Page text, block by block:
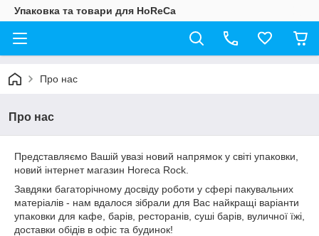
Упаковка та товари для HoReCa
Про нас
Про нас
Представляємо Вашій увазі новий напрямок у світі упаковки,
новий інтернет магазин Horeca Rock.
Завдяки багаторічному досвіду роботи у сфері пакувальних
матеріалів - нам вдалося зібрали для Вас найкращі варіанти
упаковки для кафе, барів, ресторанів, суші барів, вуличної їжі,
доставки обідів в офіс та будинок!